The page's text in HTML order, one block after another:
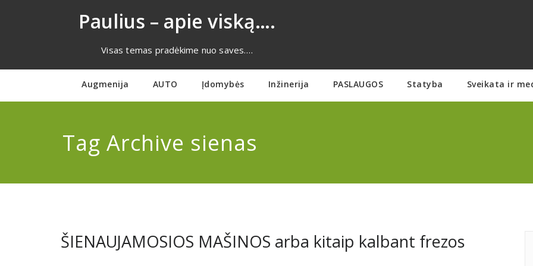
Paulius – apie viską….
Visas temas pradėkime nuo saves….
Augmenija AUTO Įdomybės Inžinerija PASLAUGOS Statyba Sveikata ir
Tag Archive sienas
ŠIENAUJAMOSIOS MAŠINOS arba kitaip kalbant frezos